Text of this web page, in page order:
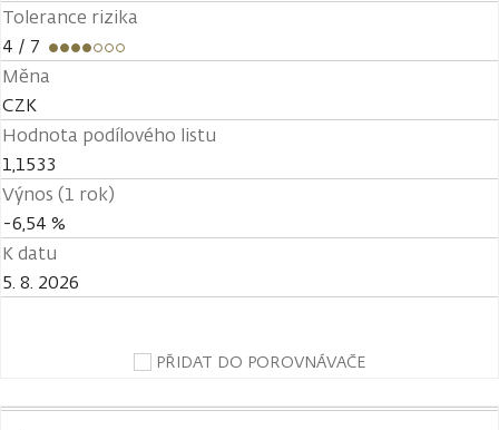
Tolerance rizika
4 / 7
Měna
CZK
Hodnota podílového listu
1,1533
Výnos (1 rok)
-6,54 %
K datu
5. 8. 2026
PŘIDAT DO POROVNÁVAČE